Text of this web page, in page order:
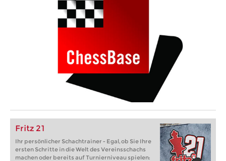
Fritz 21
Ihr persönlicher Schachtrainer - Egal, ob Sie Ihre
ersten Schritte in die Welt des Vereinsschachs
machen oder bereits auf Turnierniveau spielen: